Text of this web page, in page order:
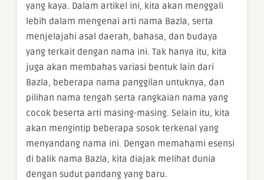
yang kaya. Dalam artikel ini, kita akan menggali
lebih dalam mengenai arti nama Bazla, serta
menjelajahi asal daerah, bahasa, dan budaya
yang terkait dengan nama ini. Tak hanya itu, kita
juga akan membahas variasi bentuk lain dari
Bazla, beberapa nama panggilan untuknya, dan
pilihan nama tengah serta rangkaian nama yang
cocok beserta arti masing-masing. Selain itu, kita
akan mengintip beberapa sosok terkenal yang
menyandang nama ini. Dengan memahami esensi
di balik nama Bazla, kita diajak melihat dunia
dengan sudut pandang yang baru.